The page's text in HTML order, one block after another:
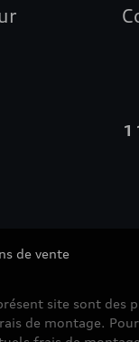
de vente
site sont des
de montage.